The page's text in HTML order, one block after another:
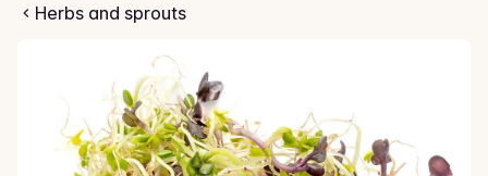
Herbs and sprouts
av Brocolli, Reddik, Kløver